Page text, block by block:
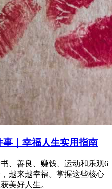
｜幸福人生实用指南
、善良、赚钱、运动和乐观6
越来越幸福。掌握这些核心
美好人生。